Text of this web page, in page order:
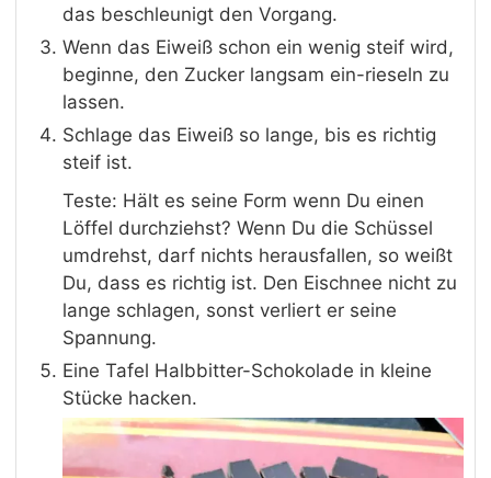
das beschleunigt den Vorgang.
Wenn das Eiweiß schon ein wenig steif wird,
beginne, den Zucker langsam ein-rieseln zu
lassen.
Schlage das Eiweiß so lange, bis es richtig
steif ist.
Teste: Hält es seine Form wenn Du einen
Löffel durchziehst? Wenn Du die Schüssel
umdrehst, darf nichts herausfallen, so weißt
Du, dass es richtig ist. Den Eischnee nicht zu
lange schlagen, sonst verliert er seine
Spannung.
Eine Tafel Halbbitter-Schokolade in kleine
Stücke hacken.